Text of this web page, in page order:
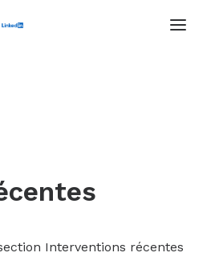
Interventions récentes